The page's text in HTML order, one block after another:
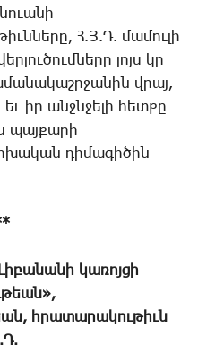
Հ.Յ.Դ. մա­մու­լի
լոյս կը
վրայ,
իր անջն­ջե­լի հետ­քը
պայ­քա­րի
դի­մա­գի­ծին
կա­ռոյ­ցի
հրա­տա­րա­կու­թիւն